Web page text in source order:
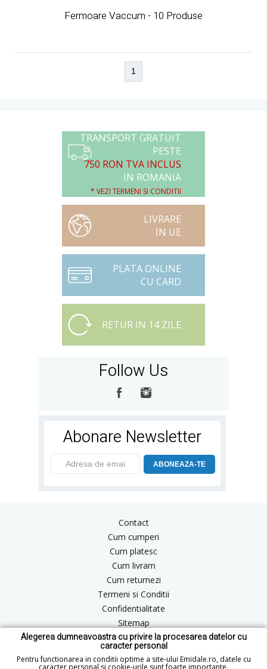
Alegerea dumneavoastra cu privire la procesarea datelor cu
caracter personal
Pentru functionarea in conditii optime a site-ului Emidale.ro, datele cu
caracter personal si cookie-urile sunt foarte importante.
Fermoare Vaccum - 10 Produse
1
TRANSPORT GRATUIT
PESTE
750 RON TVA INCLUS
IN ROMANIA
* VEZI TERMENI SI CONDITII
LIVRARE
IN UE
PLATA ONLINE
CU CARD
RETUR IN 14 ZILE
Follow Us
Abonare Newsletter
ABONEAZA-TE
Contact
Cum cumperi
Cum platesc
Cum livram
Cum returnezi
Termeni si Conditii
Confidentialitate
Sitemap
Blog
ANPC